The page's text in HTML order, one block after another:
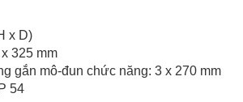
x D)
325 mm
gắn mô-đun chức năng: 3 x 270 mm
54